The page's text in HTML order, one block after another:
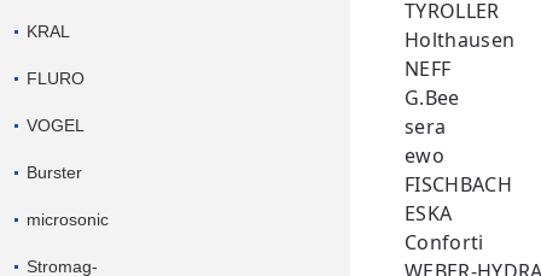
KRAL
FLURO
VOGEL
Burster
microsonic
Stromag-
TYROLLER
Holthausen
NEFF
G.Bee
sera
ewo
FISCHBACH
ESKA
Conforti